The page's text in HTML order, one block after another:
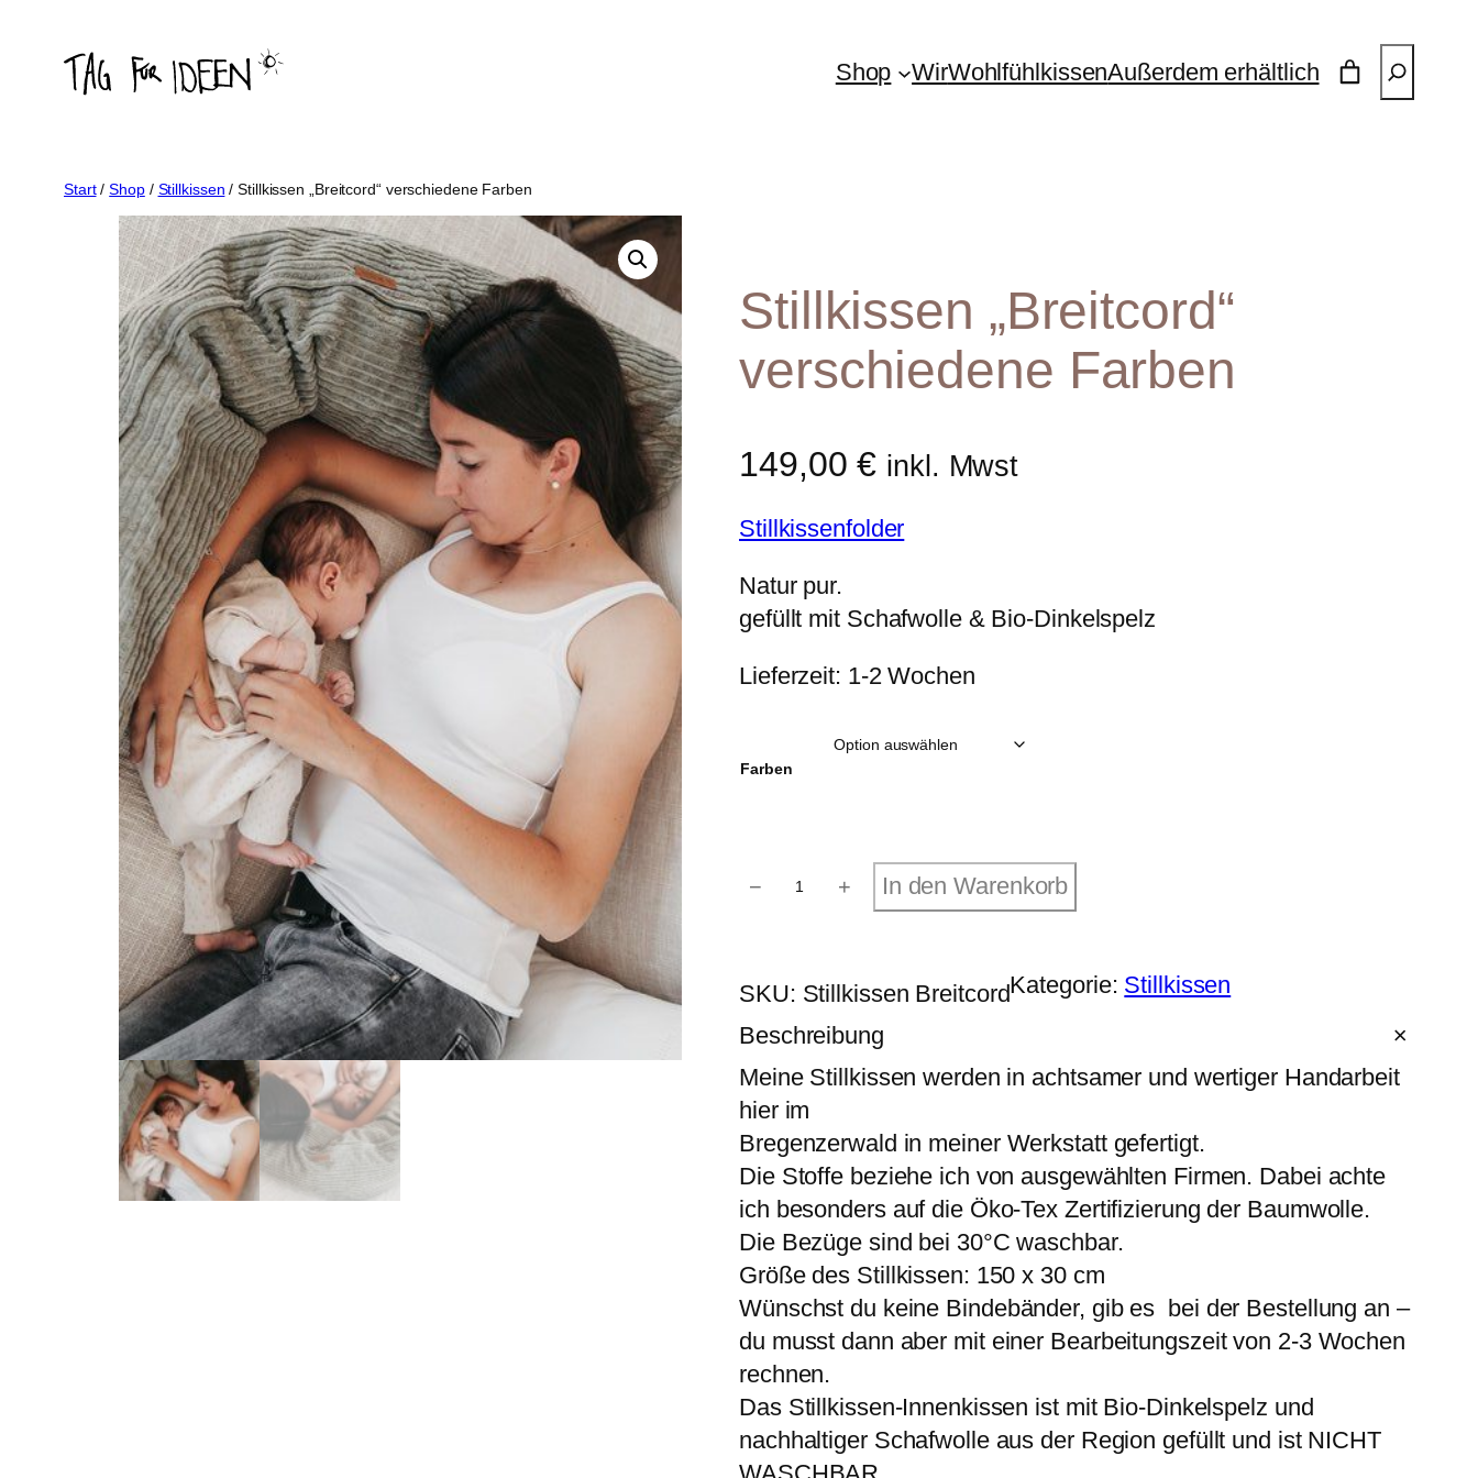
Inhalt
springen
Shop WirWohlfühlkissenAußerdem erhältlich
Start/Shop/ Stillkissen / Stillkissen „Breitcord“ verschiedene Farben
Stillkissen „Breitcord“
verschiedene Farben
149,00€ inkl. Mwst
Stillkissenfolder
Natur pur.
gefüllt mit Schafwolle & Bio-Dinkelspelz
Lieferzeit: 1-2 Wochen
Farben
i
s
n
"
B
r
i
t
o
r
d
"
e
r
c
h
− + In den Warenkorb
SKU: Stillkissen BreitcordKategorie: Stillkissen
Beschreibung
Meine Stillkissen werden in achtsamer und wertiger Handarbeit
hier im
Bregenzerwald in meiner Werkstatt gefertigt.
Die Stoffe beziehe ich von ausgewählten Firmen. Dabei achte
ich besonders auf die Öko-Tex Zertifizierung der Baumwolle.
Die Bezüge sind bei 30°C waschbar.
Größe des Stillkissen: 150 x 30 cm
Wünschst du keine Bindebänder, gib es bei der Bestellung an –
du musst dann aber mit einer Bearbeitungszeit von 2-3 Wochen
rechnen.
Das Stillkissen-Innenkissen ist mit Bio-Dinkelspelz und
nachhaltiger Schafwolle aus der Region gefüllt und ist NICHT